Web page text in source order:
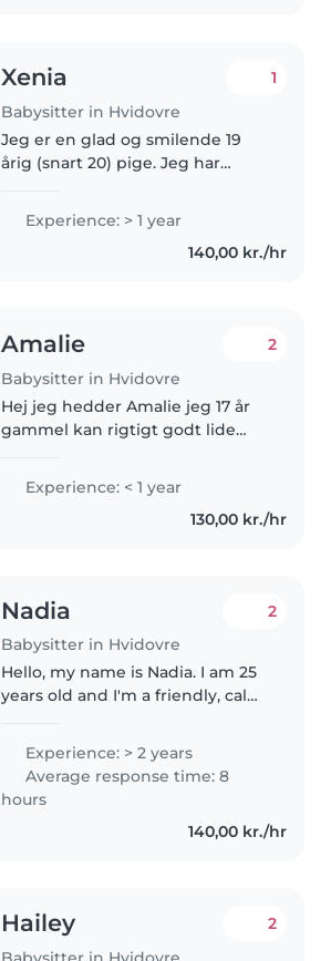
Xenia
Babysitter in Hvidovre
1
Jeg er en glad og smilende 19
årig (snart 20) pige. Jeg har
år, og starter på folkeskolelærer
uddannelsen i slut august. Jeg
Experience: > 1 year
140,00 kr./hr
Amalie
Babysitter in Hvidovre
2
Hej jeg hedder Amalie jeg 17 år
gammel kan rigtigt godt lide
meget omsorgsfuld person har
ikke erfaring men har et par
Experience: < 1 year
130,00 kr./hr
Nadia
Babysitter in Hvidovre
2
Hello, my name is Nadia. I am 25
years old and I'm a friendly, calm,
spending time with children
and know how to communicate
with them in a kind and..
Experience: > 2 years
Average response time: 8
hours
140,00 kr./hr
Hailey 2